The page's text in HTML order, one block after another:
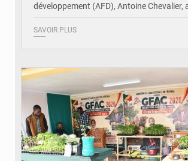
développement (AFD), Antoine Chevalier,
SAVOIR PLUS